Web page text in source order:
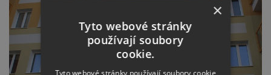
×
Tyto webové stránky
používají soubory
cookie.
Tyto webové stránky používají soubory cookie